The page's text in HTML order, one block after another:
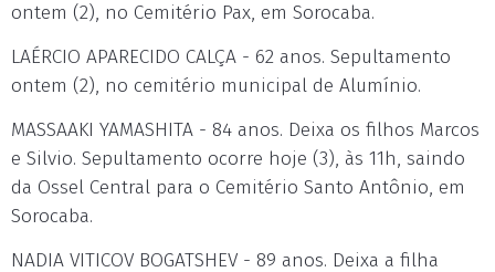
ontem (2), no Cemitério Pax, em Sorocaba.
LAÉRCIO APARECIDO CALÇA - 62 anos. Sepultamento
ontem (2), no cemitério municipal de Alumínio.
MASSAAKI YAMASHITA - 84 anos. Deixa os filhos Marcos
e Silvio. Sepultamento ocorre hoje (3), às 11h, saindo
da Ossel Central para o Cemitério Santo Antônio, em
Sorocaba.
NADIA VITICOV BOGATSHEV - 89 anos. Deixa a filha